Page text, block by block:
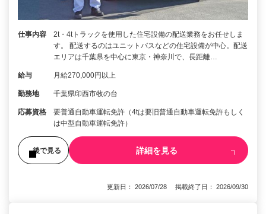
仕事内容
2t・4tトラックを使用した住宅設備の配送業務をお任せしま
す。 配送するのはユニットバスなどの住宅設備が中心。配送
エリアは千葉県を中心に東京・神奈川で、長距離…
給与 月給270,000円以上
勤務地 千葉県印西市牧の台
応募資格
要普通自動車運転免許（4tは要旧普通自動車運転免許もしく
は中型自動車運転免許）
後で見る 詳細を見る
更新日： 2026/07/28 掲載終了日： 2026/09/30